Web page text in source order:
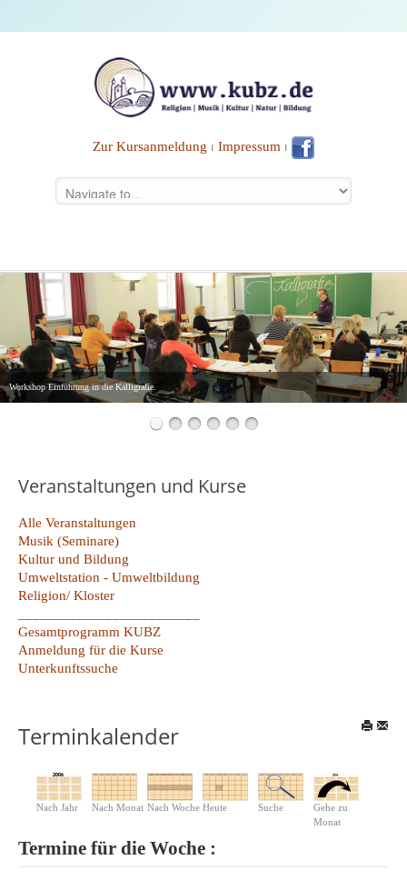
Zur Kursanmeldung ⏐ Impressum ⏐
Workshop Einführung in die Kalligrafie.
Veranstaltungen und Kurse
Alle Veranstaltungen
Musik (Seminare)
Kultur und Bildung
Umweltstation - Umweltbildung
Religion/ Kloster
Gesamtprogramm KUBZ
Anmeldung für die Kurse
Unterkunftssuche
Terminkalender
Nach Jahr Nach Monat Nach Woche Heute Suche
Gehe zu
Monat
Termine für die Woche :